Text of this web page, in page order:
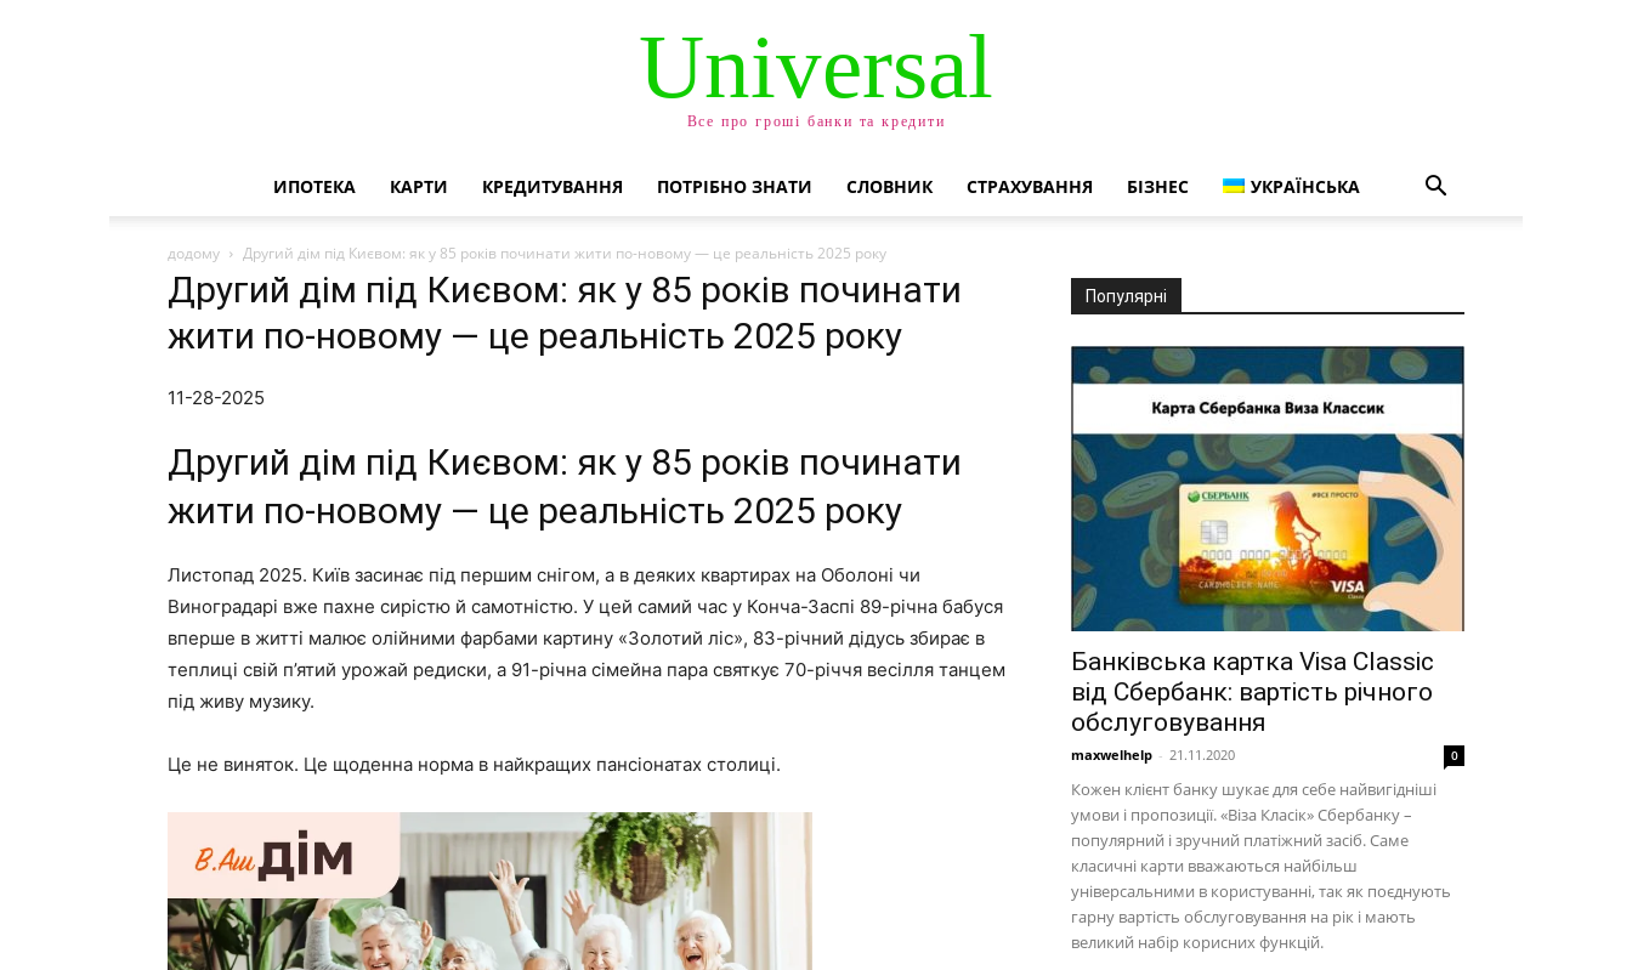
Universal
Все про гроші банки та кредити
ИПОТЕКА КАРТИ КРЕДИТУВАННЯ ПОТРІБНО ЗНАТИ СЛОВНИК СТРАХУВАННЯ БІЗНЕС УКРАЇНСЬКА
додому Другий дім під Києвом: як у 85 років починати жити по-новому — це реальність 2025 року
Другий дім під Києвом: як у 85 років починати
жити по-новому — це реальність 2025 року
11-28-2025
Другий дім під Києвом: як у 85 років починати
жити по-новому — це реальність 2025 року
Листопад 2025. Київ засинає під першим снігом, а в деяких квартирах на Оболоні чи
Виноградарі вже пахне сирістю й самотністю. У цей самий час у Конча-Заспі 89-річна бабуся
вперше в житті малює олійними фарбами картину «Золотий ліс», 83-річний дідусь збирає в
теплиці свій п’ятий урожай редиски, а 91-річна сімейна пара святкує 70-річчя весілля танцем
під живу музику.
Це не виняток. Це щоденна норма в найкращих пансіонатах столиці.
Популярні
Банківська картка Visa Classic
від Сбербанк: вартість річного
обслуговування
maxwelhelp - 21.11.2020 0
Кожен клієнт банку шукає для себе найвигідніші
умови і пропозиції. «Віза Класік» Сбербанку –
популярний і зручний платіжний засіб. Саме
класичні карти вважаються найбільш
універсальними в користуванні, так як поєднують
гарну вартість обслуговування на рік і мають
великий набір корисних функцій.